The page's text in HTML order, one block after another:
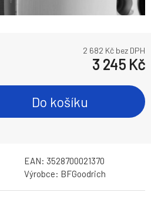
2 682 Kč bez DPH
3 245 Kč
Do košíku
EAN: 3528700021370
Výrobce: BFGoodrich